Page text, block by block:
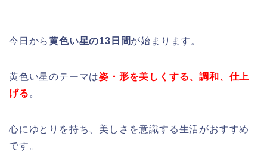
今日から黄色い星の13日間が始まります。
黄色い星のテーマは姿・形を美しくする、調和、仕上
げる 。
心にゆとりを持ち、美しさを意識する生活がおすすめ
です。